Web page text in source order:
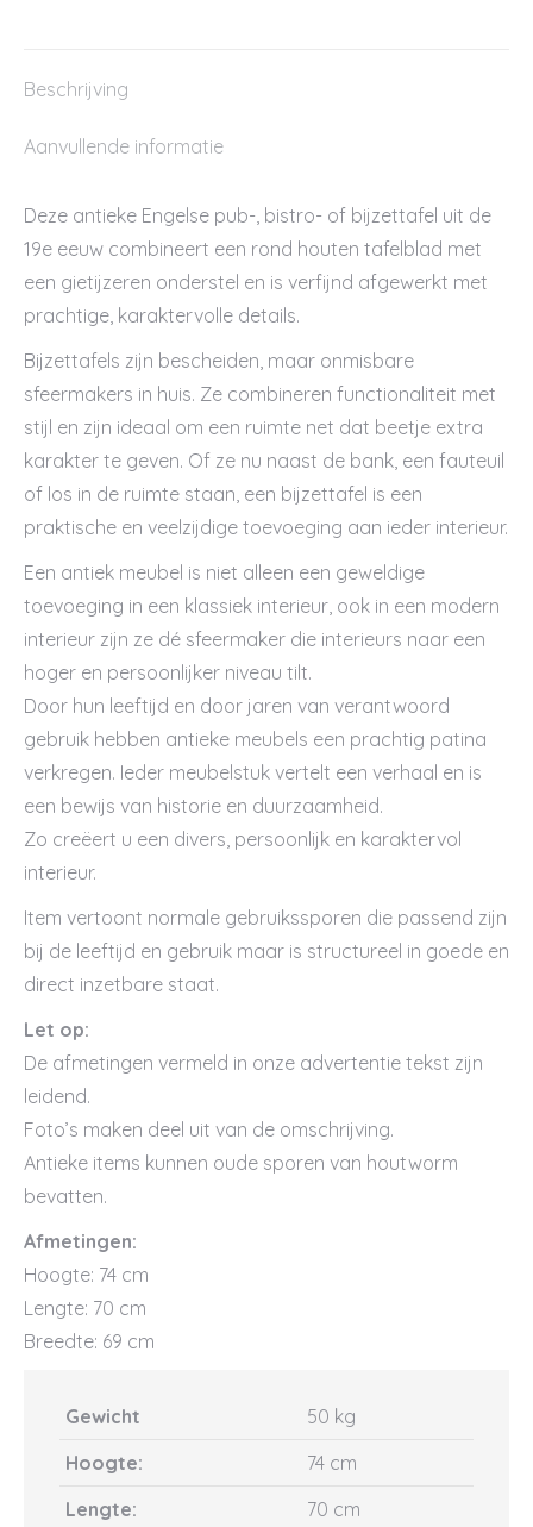
Beschrijving
Aanvullende informatie
Deze antieke Engelse pub-, bistro- of bijzettafel uit de
19e eeuw combineert een rond houten tafelblad met
een gietijzeren onderstel en is verfijnd afgewerkt met
prachtige, karaktervolle details.
Bijzettafels zijn bescheiden, maar onmisbare
sfeermakers in huis. Ze combineren functionaliteit met
stijl en zijn ideaal om een ruimte net dat beetje extra
karakter te geven. Of ze nu naast de bank, een fauteuil
of los in de ruimte staan, een bijzettafel is een
praktische en veelzijdige toevoeging aan ieder interieur.
Een antiek meubel is niet alleen een geweldige
toevoeging in een klassiek interieur, ook in een modern
interieur zijn ze dé sfeermaker die interieurs naar een
hoger en persoonlijker niveau tilt.
Door hun leeftijd en door jaren van verantwoord
gebruik hebben antieke meubels een prachtig patina
verkregen. Ieder meubelstuk vertelt een verhaal en is
een bewijs van historie en duurzaamheid.
Zo creëert u een divers, persoonlijk en karaktervol
interieur.
Item vertoont normale gebruikssporen die passend zijn
bij de leeftijd en gebruik maar is structureel in goede en
direct inzetbare staat.
Let op:
De afmetingen vermeld in onze advertentie tekst zijn
leidend.
Foto’s maken deel uit van de omschrijving.
Antieke items kunnen oude sporen van houtworm
bevatten.
Afmetingen:
Hoogte: 74 cm
Lengte: 70 cm
Breedte: 69 cm
Gewicht
50 kg
Hoogte:
74 cm
Lengte:
70 cm